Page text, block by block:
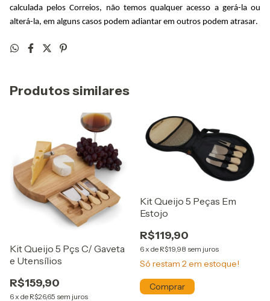
calculada pelos Correios, não temos qualquer acesso a gerá-la ou
alterá-la, em alguns casos podem adiantar em outros podem atrasar.
Produtos similares
Kit Queijo 5 Pçs C/ Gaveta
e Utensílios
R$159,90
6x de R$26,65 sem juros
Kit Queijo 5 Peças Em
Estojo
R$119,90
6 x de R$19,98 sem juros
Só restam 2em estoque!